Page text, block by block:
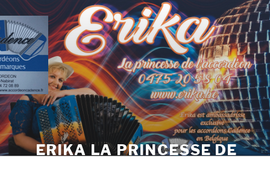
Skip
to
content
ERIKA LA PRINCESSE DE